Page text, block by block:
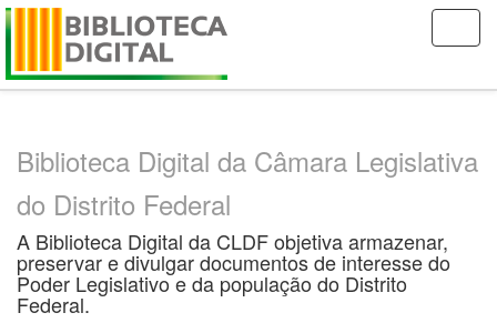
Skip
Biblioteca Digital da Câmara Legislativa
do Distrito Federal
A Biblioteca Digital da CLDF objetiva armazenar,
preservar e divulgar documentos de interesse do
Poder Legislativo e da população do Distrito
Federal.